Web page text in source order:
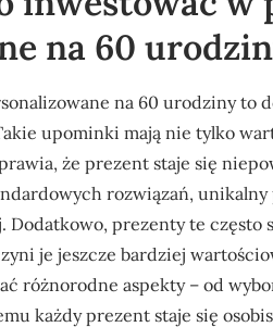
na 60
na 60 urodziny to
upominki mają nie tylko
że prezent staje się
rozwiązań,
Dodatkowo, prezenty te
je jeszcze bardziej
różnorodne aspekty – od
każdy prezent staje się